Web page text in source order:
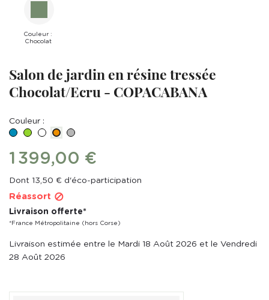
Couleur :
Chocolat
Salon de jardin en résine tressée
Chocolat/Ecru - COPACABANA
Couleur :
BleuVertBLANC
Orange
Gris
1 399,00 €
Dont 13,50 € d'éco-participation
Réassort 
Livraison offerte*
*France Métropolitaine (hors Corse)
Livraison estimée entre le Mardi 18 Août 2026 et le Vendredi
28 Août 2026